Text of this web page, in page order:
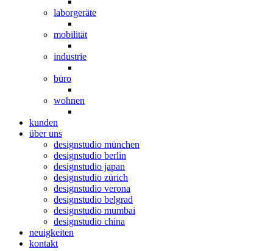
laborgeräte
mobilität
industrie
büro
wohnen
kunden
über uns
designstudio münchen
designstudio berlin
designstudio japan
designstudio zürich
designstudio verona
designstudio belgrad
designstudio mumbai
designstudio china
neuigkeiten
kontakt